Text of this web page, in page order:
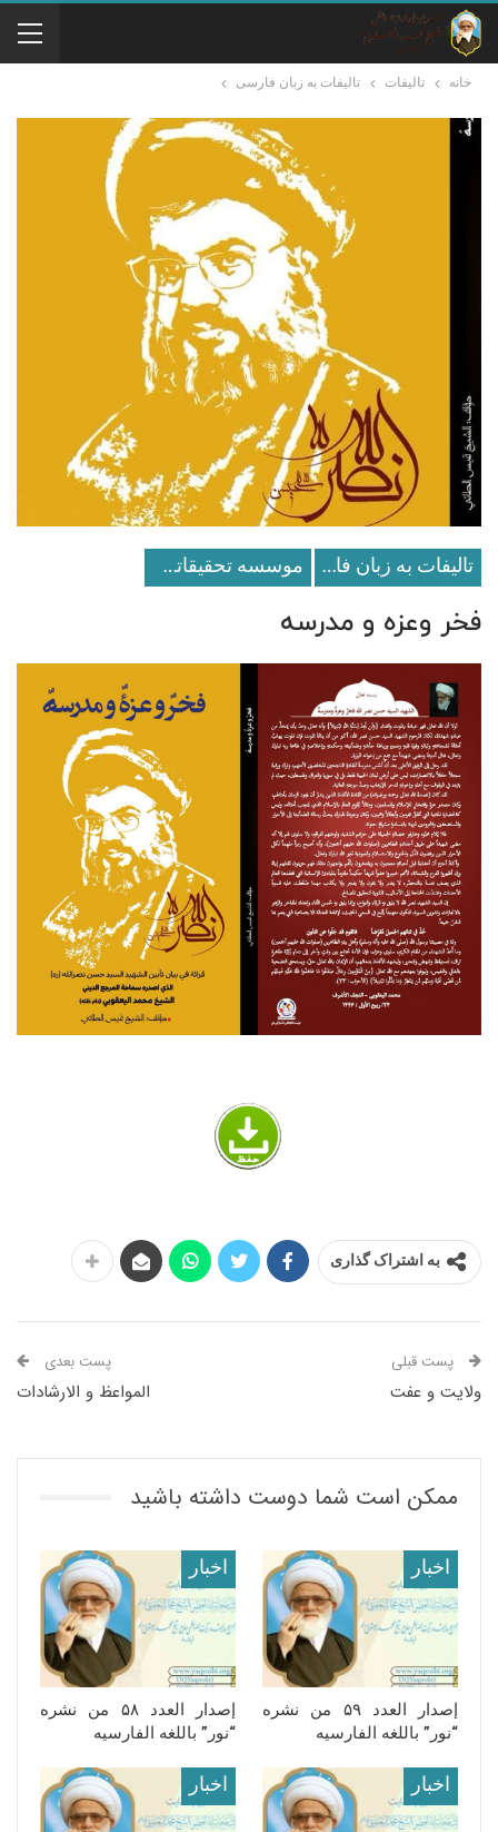
خانه تالیفات تالیفات به زبان فارسی
تالیفات به زبان فارسی موسسه تحقيقاتى و انتشاراتى نور
فخر وعزه و مدرسه
به اشتراک گذاری
پست قبلی
ولایت و عفت
پست بعدی
المواعظ و الارشادات
ممکن است شما دوست داشته باشید
اخبار
إصدار العدد ۵۹ من نشره
“نور” باللغه الفارسیه
اخبار
إصدار العدد ۵۸ من نشره
“نور” باللغه الفارسیه
اخبار اخبار